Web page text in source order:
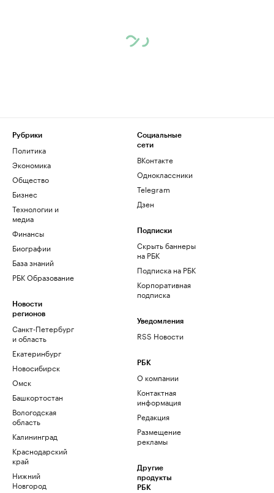
Рубрики
Политика
Экономика
Общество
Бизнес
Технологии и
медиа
Финансы
Биографии
База знаний
РБК Образование
Новости
регионов
Санкт-Петербург
и область
Екатеринбург
Новосибирск
Омск
Башкортостан
Вологодская
область
Калининград
Краснодарский
край
Нижний
Новгород
Социальные
сети
ВКонтакте
Одноклассники
Telegram
Дзен
Подписки
Скрыть баннеры
на РБК
Подписка на РБК
Корпоративная
подписка
Уведомления
RSS Новости
РБК
О компании
Контактная
информация
Редакция
Размещение
рекламы
Другие
продукты
РБК